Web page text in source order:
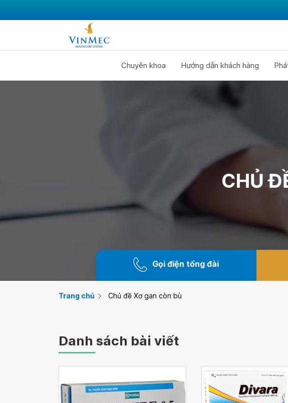
Chuyên khoa Hướng dẫn khách hàng
CHỦ
Gọi điện tổng đài
Trang chủ Chủ đề Xơ gan còn bù
Danh sách bài viết